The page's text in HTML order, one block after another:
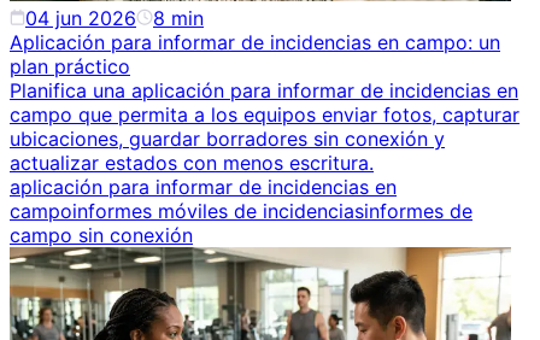
04 jun 2026 8 min
Aplicación para informar de incidencias en campo: un
plan práctico
Planifica una aplicación para informar de incidencias en
campo que permita a los equipos enviar fotos, capturar
ubicaciones, guardar borradores sin conexión y
actualizar estados con menos escritura.
aplicación para informar de incidencias en
campoinformes móviles de incidenciasinformes de
campo sin conexión